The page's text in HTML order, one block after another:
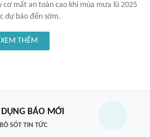
cơ mất an toàn cao khi mùa mưa lũ 2025
dự báo đến sớm.
XEM THÊM
BÁO MỚI
SÓT TIN TỨC